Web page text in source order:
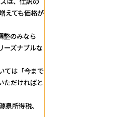
えても価格が
整のみなら
ーズナブルな
ては「今まで
ただければと
所得税、